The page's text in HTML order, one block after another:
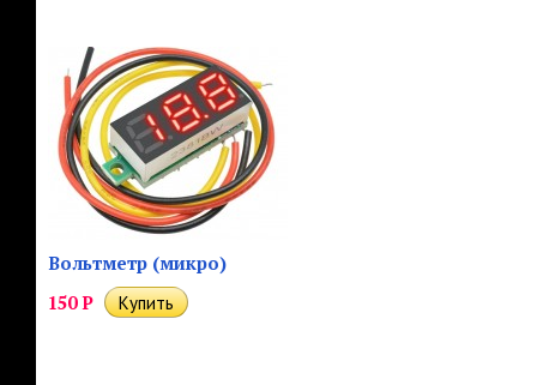
Вольтметр (микро)
150Р